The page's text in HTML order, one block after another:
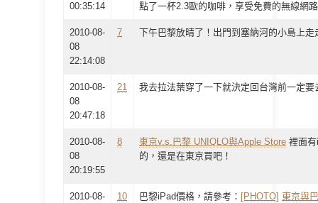
00:35:14
點了一杯2.3歐的咖啡，享受免費的無線網
2010-08-
08
22:14:08
7 下午巴黎放晴了！出門到塞納河的小島上
2010-08-
08
20:47:18
21 我去拉法葉穿了一下就決定回台灣前一定要
2010-08-
08
20:19:55
8 東京v.s.巴黎 UNIQLO與Apple Store 裡面
的，還是在東京買吧！
2010-08-
10 巴黎iPad價格，請參考： [PHOTO] 東京與